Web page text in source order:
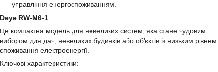
управління енергоспоживанням.
Deye RW-M6-1
Це компактна модель для невеликих систем, яка стане чудовим
вибором для дач, невеликих будинків або об’єктів із низьким рівнем
споживання електроенергії.
Ключові характеристики: